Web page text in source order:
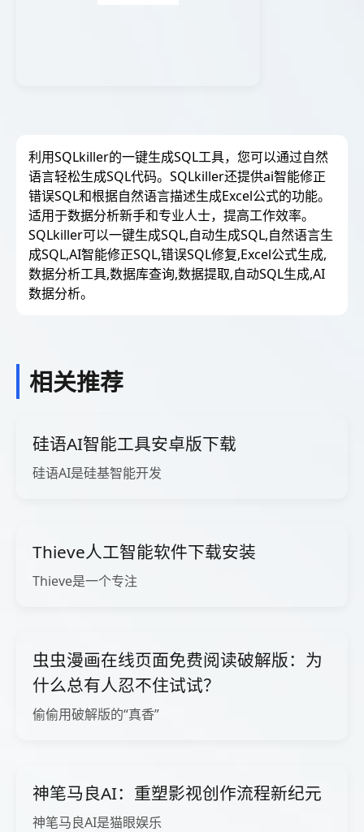
利用SQLkiller的一键生成SQL工具，您可以通过自然
语言轻松生成SQL代码。SQLkiller还提供ai智能修正
错误SQL和根据自然语言描述生成Excel公式的功能。
适用于数据分析新手和专业人士，提高工作效率。
SQLkiller可以一键生成SQL,自动生成SQL,自然语言生
成SQL,AI智能修正SQL,错误SQL修复,Excel公式生成,
数据分析工具,数据库查询,数据提取,自动SQL生成,AI
数据分析。
相关推荐
硅语AI智能工具安卓版下载
硅语AI是硅基智能开发
Thieve人工智能软件下载安装
Thieve是一个专注
虫虫漫画在线页面免费阅读破解版：为
什么总有人忍不住试试？
偷偷用破解版的“真香”
神笔马良AI：重塑影视创作流程新纪元
神笔马良AI是猫眼娱乐